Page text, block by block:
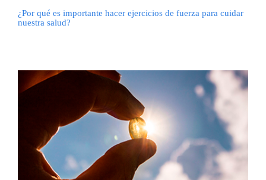
¿Por qué es importante hacer ejercicios de fuerza para cuidar
nuestra salud?